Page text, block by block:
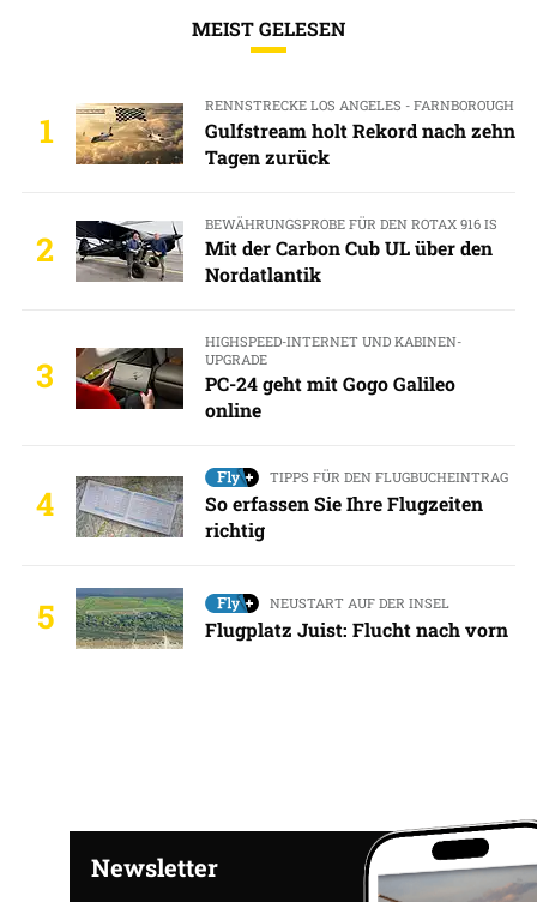
MEIST GELESEN
1
RENNSTRECKE LOS ANGELES - FARNBOROUGH
Gulfstream holt Rekord nach zehn
Tagen zurück
2
BEWÄHRUNGSPROBE FÜR DEN ROTAX 916 IS
Mit der Carbon Cub UL über den
Nordatlantik
3
HIGHSPEED-INTERNET UND KABINEN-
UPGRADE
PC-24 geht mit Gogo Galileo
online
4
TIPPS FÜR DEN FLUGBUCHEINTRAG
So erfassen Sie Ihre Flugzeiten
richtig
5 NEUSTART AUF DER INSEL
Flugplatz Juist: Flucht nach vorn
Newsletter